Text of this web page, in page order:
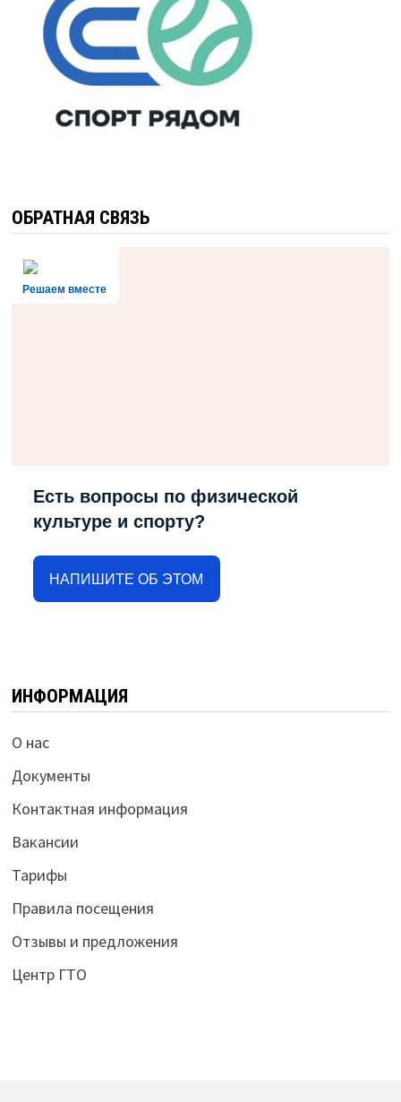
ОБРАТНАЯ СВЯЗЬ
Решаем вместе
Есть вопросы по физической
культуре и спорту?
НАПИШИТЕ ОБ ЭТОМ
ИНФОРМАЦИЯ
О нас
Документы
Контактная информация
Вакансии
Тарифы
Правила посещения
Отзывы и предложения
Центр ГТО